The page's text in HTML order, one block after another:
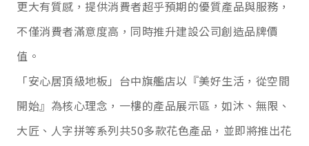
更大有質感，提供消費者超乎預期的優質產品與服務，
不僅消費者滿意度高，同時推升建設公司創造品牌價
值。
「安心居頂級地板」台中旗艦店以『美好生活，從空間
開始』為核心理念，一樓的產品展示區，如沐、無限、
大匠、人字拼等系列共50多款花色產品，並即將推出花